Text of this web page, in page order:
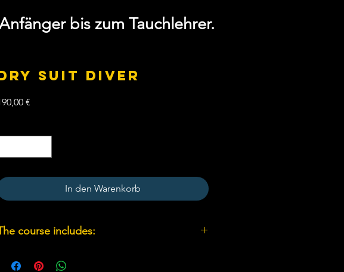
bis zum Tauchlehrer.
SUIT DIVER
€
In den Warenkorb
course includes:
2 Open water dives